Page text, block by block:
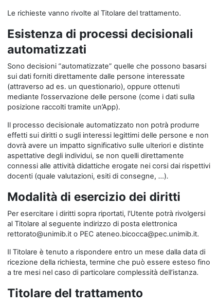
Le richieste vanno rivolte al Titolare del trattamento.
Esistenza di processi decisionali
automatizzati
Sono decisioni “automatizzate” quelle che possono basarsi
sui dati forniti direttamente dalle persone interessate
(attraverso ad es. un questionario), oppure ottenuti
mediante l’osservazione delle persone (come i dati sulla
posizione raccolti tramite un’App).
Il processo decisionale automatizzato non potrà produrre
effetti sui diritti o sugli interessi legittimi delle persone e non
dovrà avere un impatto significativo sulle ulteriori e distinte
aspettative degli individui, se non quelli direttamente
connessi alle attività didattiche erogate nei corsi dai rispettivi
docenti (quale valutazioni, esiti di consegne, …).
Modalità di esercizio dei diritti
Per esercitare i diritti sopra riportati, l'Utente potrà rivolgersi
al Titolare al seguente indirizzo di posta elettronica
rettorato@unimib.it o PEC ateneo.bicocca@pec.unimib.it.
Il Titolare è tenuto a rispondere entro un mese dalla data di
ricezione della richiesta, termine che può essere esteso fino
a tre mesi nel caso di particolare complessità dell’istanza.
Titolare del trattamento